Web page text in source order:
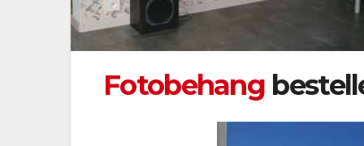
Fotobehang